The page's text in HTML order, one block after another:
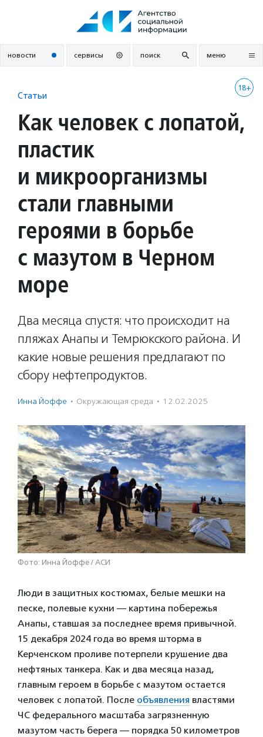
новости сервисы поиск меню
18+
Статьи
Как человек с лопатой,
пластик
и микроорганизмы
стали главными
героями в борьбе
с мазутом в Черном
море
Два месяца спустя: что происходит на
пляжах Анапы и Темрюкского района. И
какие новые решения предлагают по
сбору нефтепродуктов.
Инна Йоффе · Окружающая среда · 12.02.2025
Фото: Инна Йоффе / АСИ
Люди в защитных костюмах, белые мешки на
песке, полевые кухни — картина побережья
Анапы, ставшая за последнее время привычной.
15 декабря 2024 года во время шторма в
Керченском проливе потерпели крушение два
нефтяных танкера. Как и два месяца назад,
главным героем в борьбе с мазутом остается
человек с лопатой. После объявления властями
ЧС федерального масштаба загрязненную
мазутом часть берега — порядка 50 километров